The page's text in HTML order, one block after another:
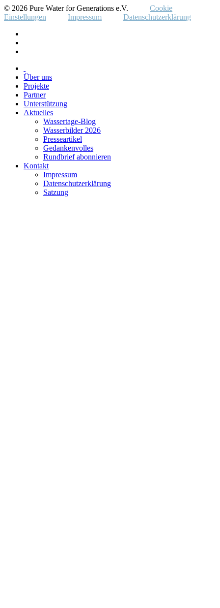
© 2026 Pure Water for Generations e.V.
Cookie
Einstellungen
Impressum Datenschutzerklärung
Über uns
Projekte
Partner
Unterstützung
Aktuelles
Wassertage-Blog
Wasserbilder 2026
Presseartikel
Gedankenvolles
Rundbrief abonnieren
Kontakt
Impressum
Datenschutzerklärung
Satzung